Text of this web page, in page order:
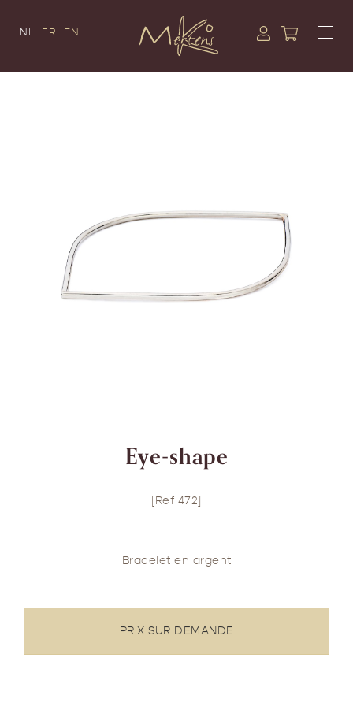
NL FR EN
Eye-shape
[Ref 472]
Bracelet en argent
PRIX SUR DEMANDE